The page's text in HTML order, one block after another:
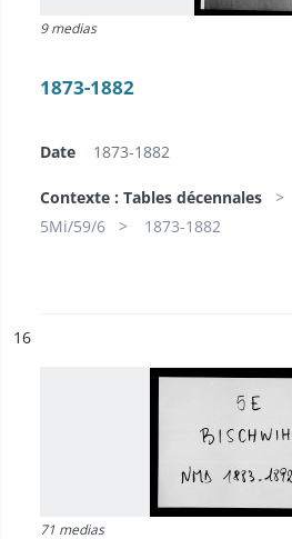
9 medias
1873-1882
Date 1873-1882
Contexte : Tables décennales
5Mi/59/6
1873-1882
n°
16
71 medias